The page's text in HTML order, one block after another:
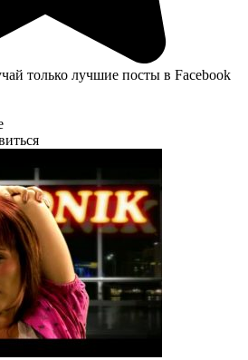
только лучшие посты в Facebook